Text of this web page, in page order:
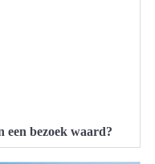
een bezoek waard?